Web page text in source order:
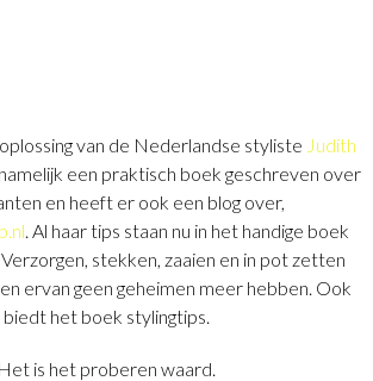
van de Nederlandse styliste Judith
een praktisch boek geschreven over
en heeft er ook een blog over,
. Al haar tips staan nu in het handige boek
Verzorgen, stekken, zaaien en in pot zetten
ervan geen geheimen meer hebben. Ook
biedt het boek stylingtips.
Het is het proberen waard.